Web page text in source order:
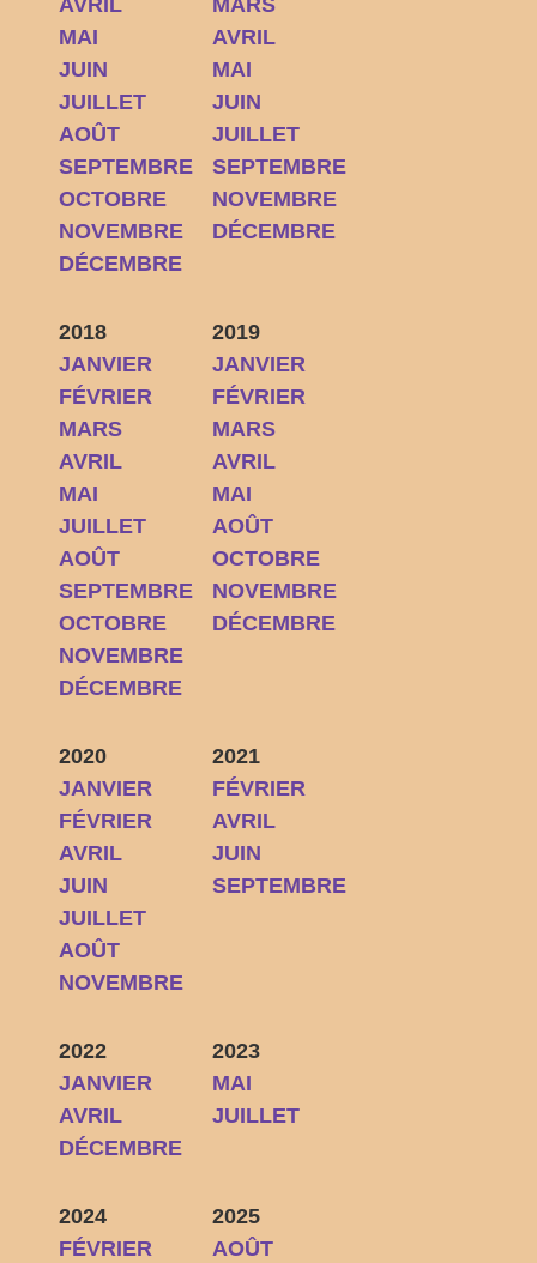
AVRIL
MAI
JUIN
JUILLET
AOÛT
SEPTEMBRE
OCTOBRE
NOVEMBRE
DÉCEMBRE
MARS
AVRIL
MAI
JUIN
JUILLET
SEPTEMBRE
NOVEMBRE
DÉCEMBRE
2018
JANVIER
FÉVRIER
MARS
AVRIL
MAI
JUILLET
AOÛT
SEPTEMBRE
OCTOBRE
NOVEMBRE
DÉCEMBRE
2019
JANVIER
FÉVRIER
MARS
AVRIL
MAI
AOÛT
OCTOBRE
NOVEMBRE
DÉCEMBRE
2020
JANVIER
FÉVRIER
AVRIL
JUIN
JUILLET
AOÛT
NOVEMBRE
2021
FÉVRIER
AVRIL
JUIN
SEPTEMBRE
2022
JANVIER
AVRIL
DÉCEMBRE
2023
MAI
JUILLET
2024
FÉVRIER
2025
AOÛT